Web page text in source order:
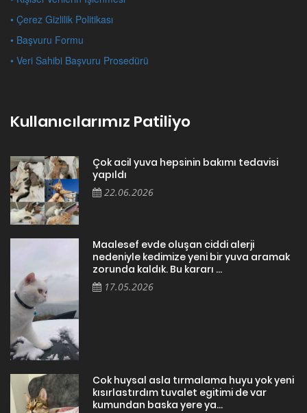
• Çerez Gizlilik Politikası
• Başvuru Formu
• Veri Sahibi Başvuru Prosedürü
Kullanıcılarımız Patiliyo
Çok acil yuva hepsinin bakımı tedavisi
yapıldı
22.06.2026
Maalesef evde oluşan ciddi alerji
nedeniyle kedimize yeni bir yuva aramak
zorunda kaldık. Bu kararı ...
17.05.2026
Cok huysal asla tırmalama huyu yok yeni
kısırlastırdım tuvalet egitimi de var
kumundan baska yere ya...